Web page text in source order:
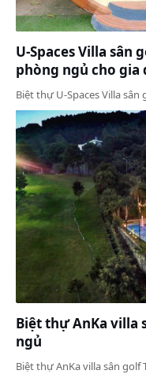
U-Spaces Villa sân
phòng ngủ cho
Biệt thự U-Spaces Villa
Biệt thự AnKa villa
ngủ
Biệt thự AnKa villa sân